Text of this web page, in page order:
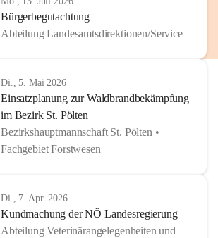
Bürgerbegutachtung
Abteilung Landesamtsdirektionen/Service
Di., 5. Mai 2026
Einsatzplanung zur Waldbrandbekämpfung
im Bezirk St. Pölten
Bezirkshauptmannschaft St. Pölten •
Fachgebiet Forstwesen
Di., 7. Apr. 2026
Kundmachung der NÖ Landesregierung
Abteilung Veterinärangelegenheiten und